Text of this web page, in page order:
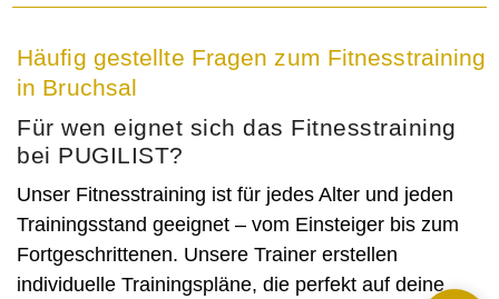
Häufig gestellte Fragen zum Fitnesstraining
in Bruchsal
Für wen eignet sich das Fitnesstraining
bei PUGILIST?
Unser Fitnesstraining ist für jedes Alter und jeden
Trainingsstand geeignet – vom Einsteiger bis zum
Fortgeschrittenen. Unsere Trainer erstellen
individuelle Trainingspläne, die perfekt auf deine